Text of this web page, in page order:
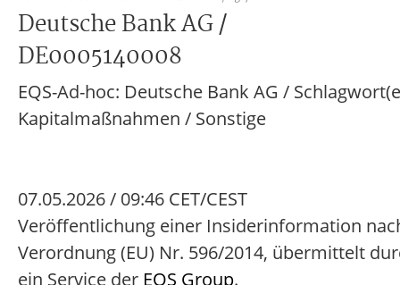
Deutsche Bank AG /
DE0005140008
EQS-Ad-hoc: Deutsche Bank AG /
Kapitalmaßnahmen / Sonstige
07.05.2026 / 09:46 CET/CEST
Veröffentlichung einer Insiderinformation
Verordnung (EU) Nr. 596/2014, übermittelt
ein Service der EQS Group.